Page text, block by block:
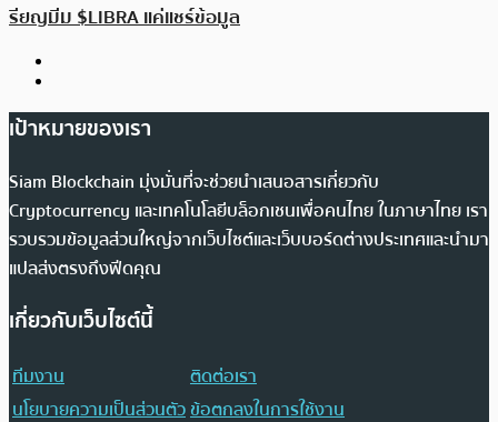
รียญมีม $LIBRA แค่แชร์ข้อมูล
เป้าหมายของเรา
Siam Blockchain มุ่งมั่นที่จะช่วยนำเสนอสารเกี่ยวกับ
Cryptocurrency และเทคโนโลยีบล็อกเชนเพื่อคนไทย ในภาษาไทย เรา
รวบรวมข้อมูลส่วนใหญ่จากเว็บไซต์และเว็บบอร์ดต่างประเทศและนำมา
แปลส่งตรงถึงฟีดคุณ
เกี่ยวกับเว็บไซต์นี้
ทีมงาน
ติดต่อเรา
นโยบายความเป็นส่วนตัวข้อตกลงในการใช้งาน